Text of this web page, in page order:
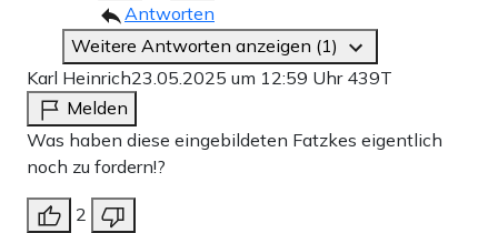
Antworten
Weitere Antworten anzeigen (1)
Karl Heinrich23.05.2025 um 12:59 Uhr 439T
Melden
Was haben diese eingebildeten Fatzkes eigentlich
noch zu fordern!?
2